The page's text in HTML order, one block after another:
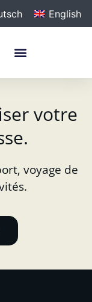
English
votre
voyage de